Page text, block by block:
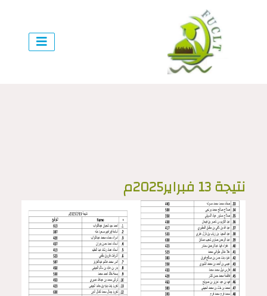
نتيجة 13 فبراير2025م